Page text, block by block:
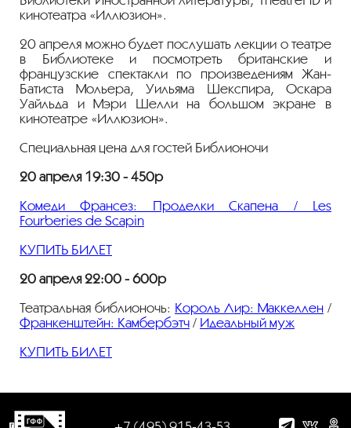
кинотеатра «Иллюзион».
20 апреля можно будет послушать лекции о театре
в Библиотеке и посмотреть британские и
французские спектакли по произведениям Жан-
Батиста Мольера, Уильяма Шекспира, Оскара
Уайльда и Мэри Шелли на большом экране в
кинотеатре «Иллюзион».
Специальная цена для гостей Библионочи
20 апреля 19:30 - 450р
Комеди Франсез: Проделки Скапена / Les
Fourberies de Scapin
КУПИТЬ БИЛЕТ
20 апреля 22:00 - 600р
Театральная библионочь: Король Лир: Маккеллен /
Франкенштейн: Камбербэтч / Идеальный муж
КУПИТЬ БИЛЕТ